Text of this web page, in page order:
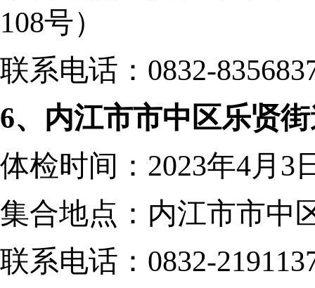
108号）
联系电话： 0832-
6、内江市市中区乐贤
体检时间： 2023年4月3
集合地点：内江市市中
联系电话： 0832-